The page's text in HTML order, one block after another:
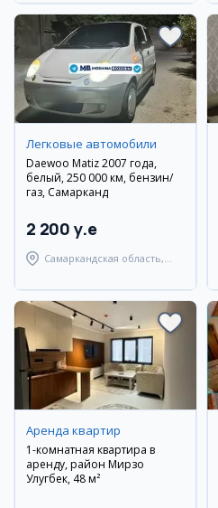
Легковые автомобили
Daewoo Matiz 2007 года,
белый, 250 000 км, бензин/
газ, Самарканд
2 200 y.e
Самаркандская область,
Аренда квартир
1-комнатная квартира в
аренду, район Мирзо
Улугбек, 48 м²